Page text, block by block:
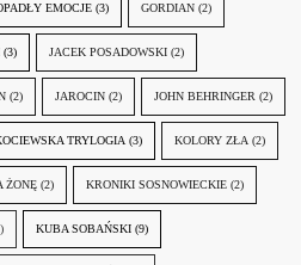
EMOCJE (3) GORDIAN (2)
(3) JACEK POSADOWSKI (2)
(2) JAROCIN (2) JOHN BEHRINGER (2)
TRYLOGIA (3) KOLORY ZŁA (2)
ŻONĘ (2) KRONIKI SOSNOWIECKIE (2)
KUBA SOBAŃSKI (9)